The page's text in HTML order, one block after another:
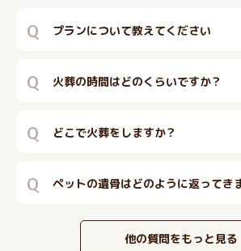
Q プランについて教えてください
Q 火葬の時間はどのくらいですか？
Q どこで火葬をしますか？
Q ペットの遺骨はどのように返ってき
他の質問をもっと見る